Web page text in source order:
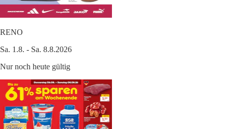
RENO
Sa. 1.8. - Sa. 8.8.2026
Nur noch heute gültig